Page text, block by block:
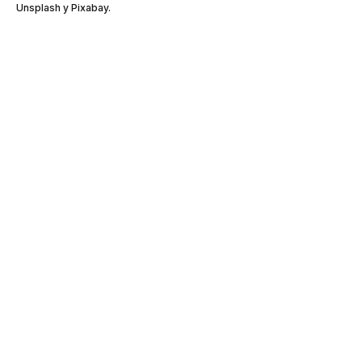
Unsplash y Pixabay.